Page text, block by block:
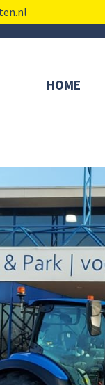
HOME